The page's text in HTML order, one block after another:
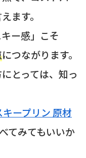
ます。
ー感」こそ
につながります。
とっては、知っ
ープリン 原材
てみてもいいか